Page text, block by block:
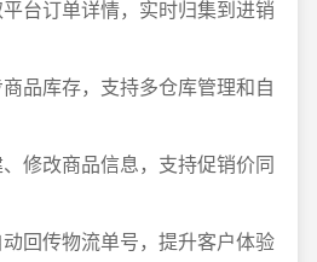
台订单详情，实时归集到进销
品库存，支持多仓库管理和自
修改商品信息，支持促销价同
回传物流单号，提升客户体验